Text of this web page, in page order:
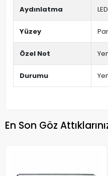
Aydınlatma LED
Yüzey
Özel Not
Durumu
En Son Göz